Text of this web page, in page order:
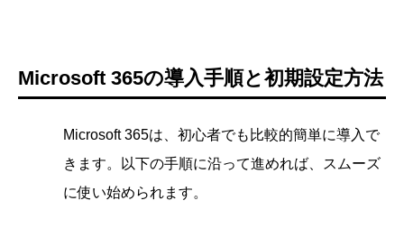
Microsoft 365の導入手順と初期設定方法
Microsoft 365は、初心者でも比較的簡単に導入で
きます。以下の手順に沿って進めれば、スムーズ
に使い始められます。